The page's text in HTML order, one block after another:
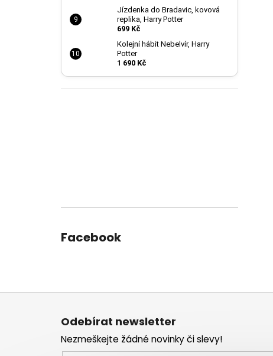
Jízdenka do Bradavic, kovová
replika, Harry Potter
699 Kč
Kolejní hábit Nebelvír, Harry
Potter
1 690 Kč
Facebook
Odebírat newsletter
Nezmeškejte žádné novinky či slevy!